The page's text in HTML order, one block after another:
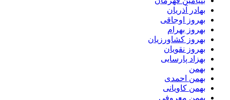
بهادر آذریان
بهروز اوجاقی
بهروز بهرام
بهروز کشاورزیان
بهروز نقویان
بهزاد پارسایی
بهمن
بهمن احمدی
بهمن کاویانی
بهمن معروفی